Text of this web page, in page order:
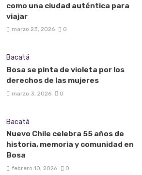
como una ciudad auténtica para
viajar
marzo 23, 2026 0
Bacatá
Bosa se pinta de violeta por los
derechos de las mujeres
marzo 3, 2026 0
Bacatá
Nuevo Chile celebra 55 años de
historia, memoria y comunidad en
Bosa
febrero 10, 2026 0